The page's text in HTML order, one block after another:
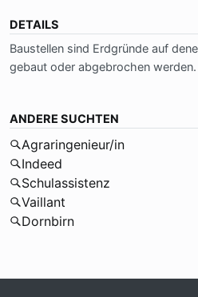
DETAILS
Bau­stel­len sind Erd­grün­de auf
ge­baut oder ab­ge­bro­chen wer­den.
ANDERE SUCHTEN
Agraringenieur/in
Indeed
Schulassistenz
Vaillant
Dornbirn